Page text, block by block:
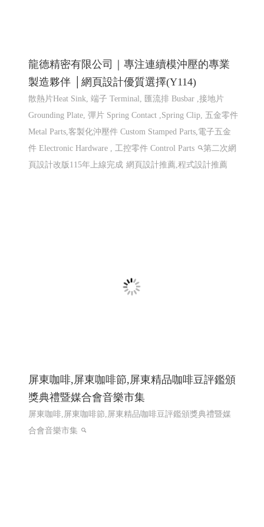
龍德精密有限公司｜專注連續模沖壓的專業
製造夥伴 │網頁設計優質選擇(Y114)
散熱片Heat Sink, 端子 Terminal, 匯流排 Busbar ,接地片
Grounding Plate, 彈片 Spring Contact ,Spring Clip, 五金零件
Metal Parts,客製化沖壓件 Custom Stamped Parts,電子五金
件 Electronic Hardware , 工控零件 Control Parts
第二次網
頁設計改版115年上線完成 網頁設計推薦,程式設計推薦
屏東咖啡,屏東咖啡節,屏東精品咖啡豆評鑑頒
獎典禮暨媒合會音樂市集
屏東咖啡,屏東咖啡節,屏東精品咖啡豆評鑑頒獎典禮暨媒
合會音樂市集